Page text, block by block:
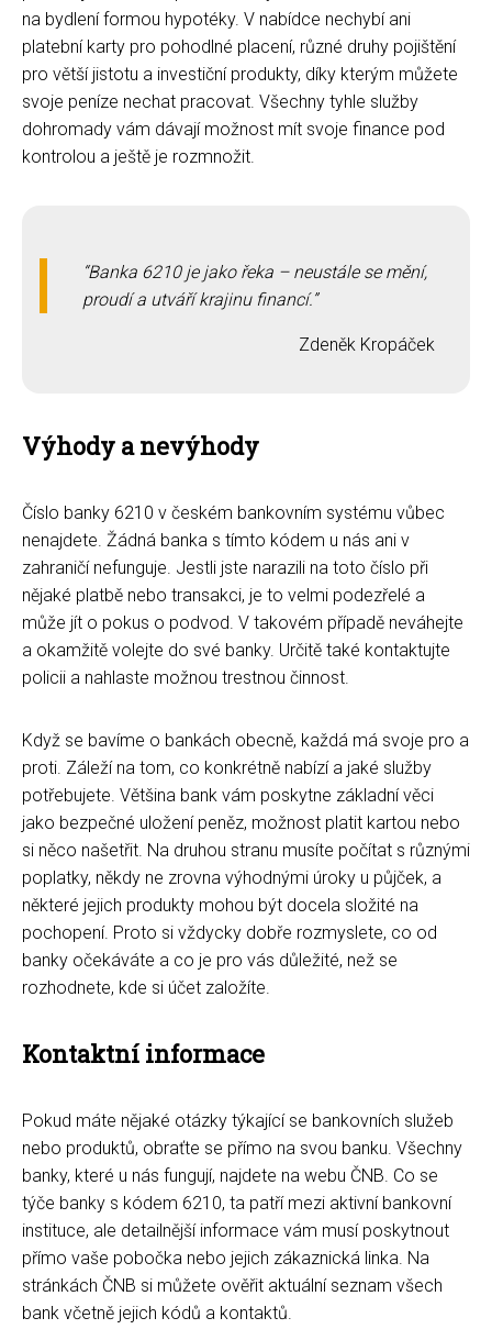
na bydlení formou hypotéky. V nabídce nechybí ani
platební karty pro pohodlné placení, různé druhy pojištění
pro větší jistotu a investiční produkty, díky kterým můžete
svoje peníze nechat pracovat. Všechny tyhle služby
dohromady vám dávají možnost mít svoje finance pod
kontrolou a ještě je rozmnožit.
Banka 6210 je jako řeka – neustále se mění,
proudí a utváří krajinu financí.
Zdeněk Kropáček
Výhody a nevýhody
Číslo banky 6210 v českém bankovním systému vůbec
nenajdete. Žádná banka s tímto kódem u nás ani v
zahraničí nefunguje. Jestli jste narazili na toto číslo při
nějaké platbě nebo transakci, je to velmi podezřelé a
může jít o pokus o podvod. V takovém případě neváhejte
a okamžitě volejte do své banky. Určitě také kontaktujte
policii a nahlaste možnou trestnou činnost.
Když se bavíme o bankách obecně, každá má svoje pro a
proti. Záleží na tom, co konkrétně nabízí a jaké služby
potřebujete. Většina bank vám poskytne základní věci
jako bezpečné uložení peněz, možnost platit kartou nebo
si něco našetřit. Na druhou stranu musíte počítat s různými
poplatky, někdy ne zrovna výhodnými úroky u půjček, a
některé jejich produkty mohou být docela složité na
pochopení. Proto si vždycky dobře rozmyslete, co od
banky očekáváte a co je pro vás důležité, než se
rozhodnete, kde si účet založíte.
Kontaktní informace
Pokud máte nějaké otázky týkající se bankovních služeb
nebo produktů, obraťte se přímo na svou banku. Všechny
banky, které u nás fungují, najdete na webu ČNB. Co se
týče banky s kódem 6210, ta patří mezi aktivní bankovní
instituce, ale detailnější informace vám musí poskytnout
přímo vaše pobočka nebo jejich zákaznická linka. Na
stránkách ČNB si můžete ověřit aktuální seznam všech
bank včetně jejich kódů a kontaktů.